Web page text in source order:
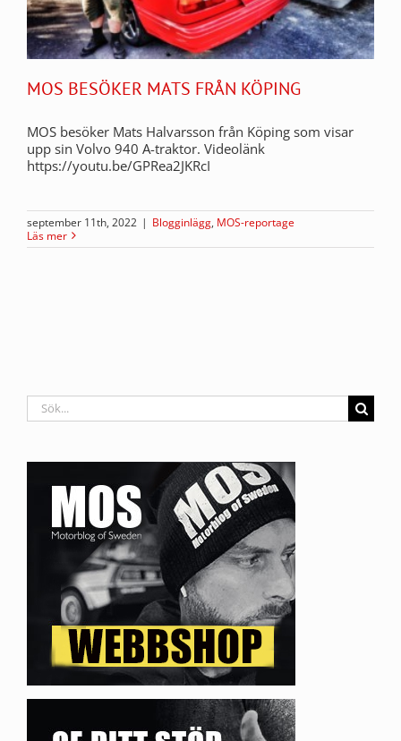
MOS BESÖKER MATS FRÅN KÖPING
MOS besöker Mats Halvarsson från Köping som visar
upp sin Volvo 940 A-traktor. Videolänk
https://youtu.be/GPRea2JKRcI
september 11th, 2022 | Blogginlägg, MOS-reportage
Läs mer
Sök
efter: